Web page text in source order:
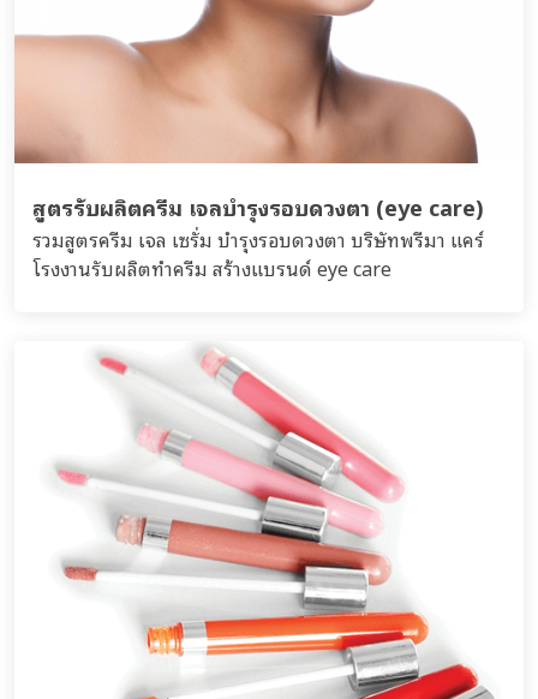
สูตรรับผลิตครีม เจลบำรุงรอบดวงตา (eye care)
รวมสูตรครีม เจล เซรั่ม บำรุงรอบดวงตา บริษัทพรีมา แคร์
โรงงานรับผลิตทำครีม สร้างแบรนด์ eye care